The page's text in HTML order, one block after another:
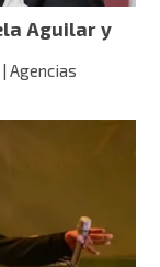
Aguilar y
| Agencias